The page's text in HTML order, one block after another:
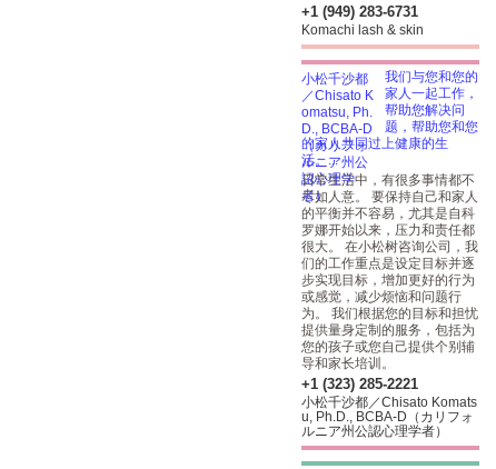
+1 (949) 283-6731
Komachi lash & skin
我们与您和您的
家人一起工作，
帮助您解决问
题，帮助您和您
的家人共同过上健康的生
活。...
日常生活中，有很多事情都不
尽如人意。 要保持自己和家人
的平衡并不容易，尤其是自科
罗娜开始以来，压力和责任都
很大。 在小松树咨询公司，我
们的工作重点是设定目标并逐
步实现目标，增加更好的行为
或感觉，减少烦恼和问题行
为。 我们根据您的目标和担忧
提供量身定制的服务，包括为
您的孩子或您自己提供个别辅
导和家长培训。
+1 (323) 285-2221
小松千沙都／Chisato Komats
u, Ph.D., BCBA-D（カリフォ
ルニア州公認心理学者）